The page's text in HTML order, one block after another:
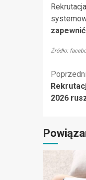
Źródło:
2026